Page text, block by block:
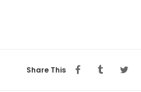
Share This